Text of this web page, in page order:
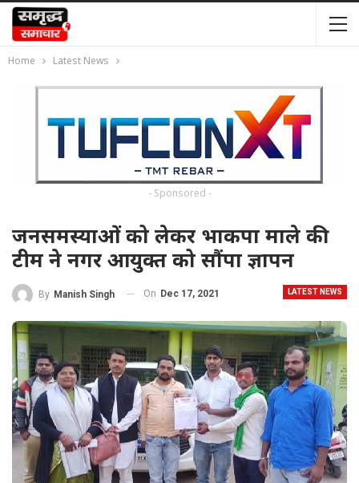
Home Latest News
- Sponsored -
जनसमस्याओं को लेकर भाकपा माले की
टीम ने नगर आयुक्त को सौंपा ज्ञापन
LATEST NEWS
By Manish Singh On Dec 17, 2021